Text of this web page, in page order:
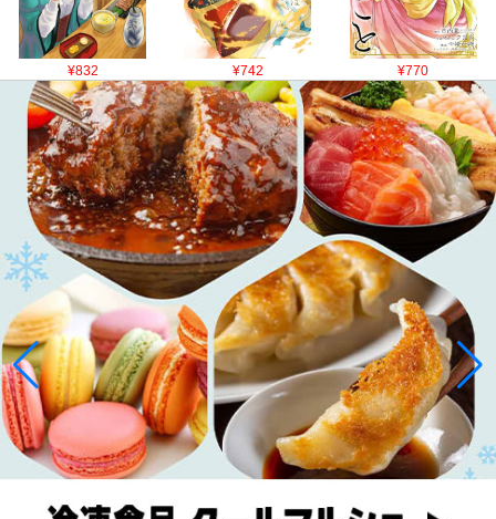
¥832 ¥742 ¥770